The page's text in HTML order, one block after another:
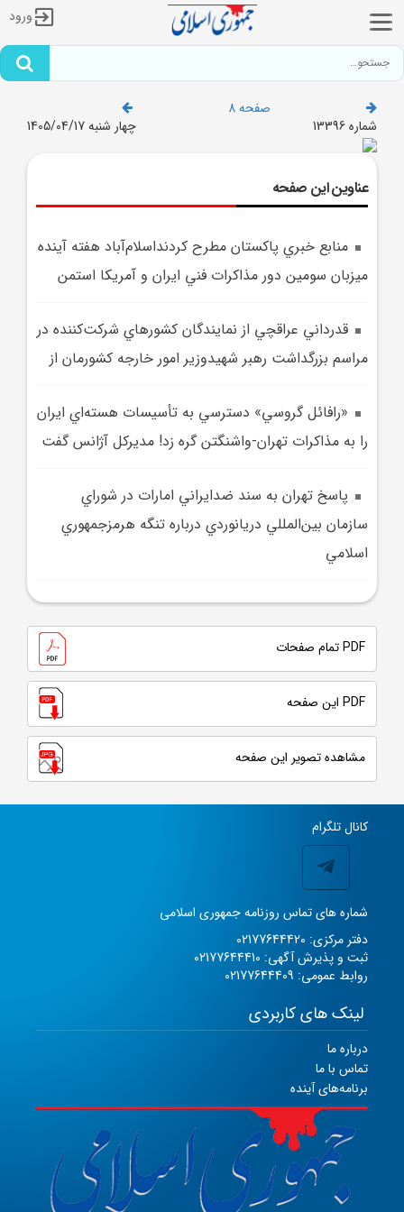
ورود
صفحه 8
شماره 13396
چهار شنبه 1405/04/17
عناوین این صفحه
منابع خبري پاکستان مطرح کردنداسلام‌آباد هفته آينده
ميزبان سومين دور مذاکرات فني ايران و آمريکا استمن
قدرداني عراقچي از نمايندگان کشورهاي شرکت‌کننده در
مراسم بزرگداشت رهبر شهيدوزير امور خارجه کشورمان از
«رافائل گروسي» دسترسي به تأسيسات هسته‌اي ايران
را به مذاکرات تهران-واشنگتن گره زد! مديرکل آژانس گفت
پاسخ تهران به سند ضدايراني امارات در شوراي
سازمان بين‌المللي دريانوردي درباره تنگه هرمزجمهوري
اسلامي
PDF تمام صفحات
PDF این صفحه
مشاهده تصویر این صفحه
کانال تلگرام
شماره های تماس روزنامه جمهوری اسلامی
دفتر مرکزی: 02177644420
ثبت و پذیرش آگهی: 02177644410
روابط عمومی: 02177644409
لینک های کاربردی
درباره ما
تماس با ما
برنامه‌های آینده